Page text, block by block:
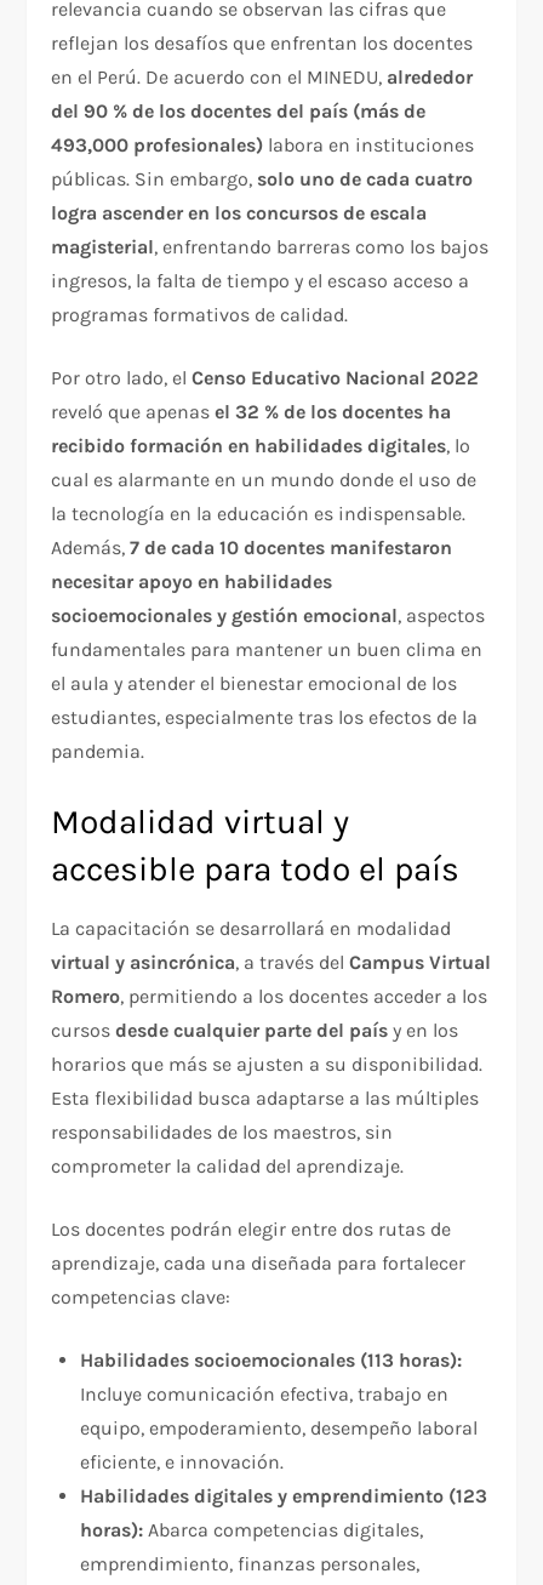
relevancia cuando se observan las cifras que
reflejan los desafíos que enfrentan los docentes
en el Perú. De acuerdo con el MINEDU, alrededor
del 90 % de los docentes del país (más de
493,000 profesionales) labora en instituciones
públicas. Sin embargo, solo uno de cada cuatro
logra ascender en los concursos de escala
magisterial, enfrentando barreras como los bajos
ingresos, la falta de tiempo y el escaso acceso a
programas formativos de calidad.
Por otro lado, elCenso Educativo Nacional 2022
reveló que apenasel 32 % de los docentes ha
recibido formación en habilidades digitales, lo
cual es alarmante en un mundo donde el uso de
la tecnología en la educación es indispensable.
Además,7 de cada 10 docentes manifestaron
necesitar apoyo en habilidades
socioemocionales y gestión emocional, aspectos
fundamentales para mantener un buen clima en
el aula y atender el bienestar emocional de los
estudiantes, especialmente tras los efectos de la
pandemia.
Modalidad virtual y
accesible para todo el país
La capacitación se desarrollará en modalidad
virtual y asincrónica, a través delCampus Virtual
Romero, permitiendo a los docentes acceder a los
cursosdesde cualquier parte del país y en los
horarios que más se ajusten a su disponibilidad.
Esta flexibilidad busca adaptarse a las múltiples
responsabilidades de los maestros, sin
comprometer la calidad del aprendizaje.
Los docentes podrán elegir entre dos rutas de
aprendizaje, cada una diseñada para fortalecer
competencias clave:
Habilidades socioemocionales (113 horas):
Incluye comunicación efectiva, trabajo en
equipo, empoderamiento, desempeño laboral
eficiente, e innovación.
Habilidades digitales y emprendimiento (123
horas): Abarca competencias digitales,
emprendimiento, finanzas personales,